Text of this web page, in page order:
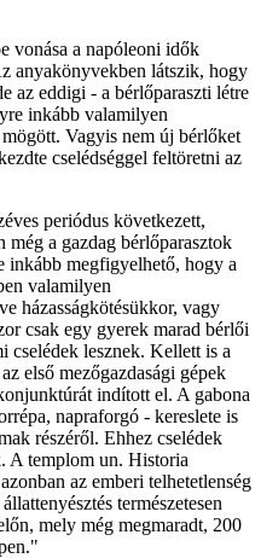
vonása a napóleoni idők
anyakönyvekben látszik, hogy
az eddigi - a bérlőparaszti létre
inkább valamilyen
Vagyis nem új bérlőket
cselédséggel feltöretni az
periódus következett,
még a gazdag bérlőparasztok
inkább megfigyelhető, hogy a
valamilyen
házasságkötésükkor, vagy
csak egy gyerek marad bérlői
cselédek lesznek. Kellett is a
első mezőgazdasági gépek
indított el. A gabona
napraforgó - kereslete is
részéről. Ehhez cselédek
A templom un. Historia
az emberi telhetetlenség
természetesen
mely még megmaradt, 200